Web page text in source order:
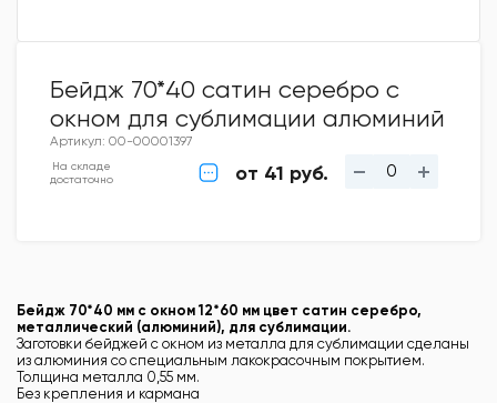
Бейдж 70*40 сатин серебро с
окном для сублимации алюминий
Артикул: 00-00001397
На складе
достаточно
от 41 руб.
Бейдж 70*40 мм с окном 12*60 мм цвет сатин серебро,
металлический (алюминий), для сублимации.
Заготовки бейджей с окном из металла для сублимации сделаны
из алюминия со специальным лакокрасочным покрытием.
Толщина металла 0,55 мм.
Без крепления и кармана